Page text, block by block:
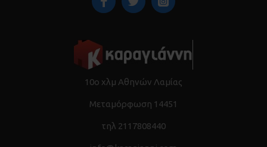
10ο χλμ Αθηνών Λαμίας
Μεταμόρφωση 14451
τηλ 2117808440